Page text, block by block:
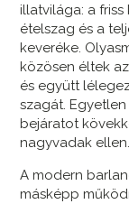
illatvilága: a
ételszag és a
keveréke.
közösen éltek
és együtt
szagát.
bejáratot
nagyvadak ellen.
A modern
másképp